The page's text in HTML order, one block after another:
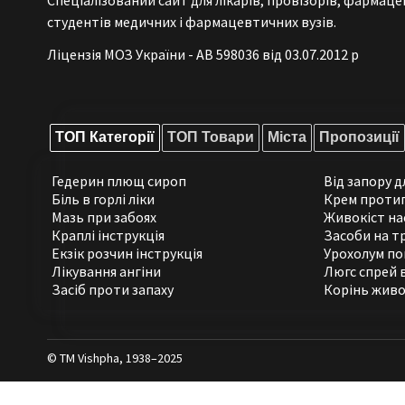
студентів медичних і фармацевтичних вузів.
Ліцензія МОЗ України - АВ 598036 від 03.07.2012 р
ТОП Категорії ТОП Товари Міста Пропозиції
Гедерин плющ сироп
Біль в горлі ліки
Мазь при забоях
Краплі інструкція
Екзік розчин інструкція
Лікування ангіни
Засіб проти запаху
Від запору
Крем
Живокіст
Засоби на
Урохолум
Люгс спрей
Корінь
© ТМ Vishpha, 1938–2025